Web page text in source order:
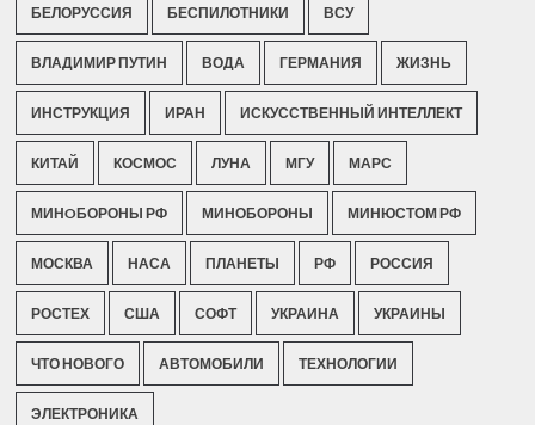
БЕЛОРУССИЯ БЕСПИЛОТНИКИ ВСУ
ВЛАДИМИР ПУТИН ВОДА ГЕРМАНИЯ ЖИЗНЬ
ИНСТРУКЦИЯ ИРАН ИСКУССТВЕННЫЙ ИНТЕЛЛЕКТ
КИТАЙ КОСМОС ЛУНА МГУ МАРС
МИНOБОРОНЫ РФ МИНОБОРОНЫ МИНЮСТОМ РФ
МОСКВА НАСА ПЛАНЕТЫ РФ РОССИЯ
РОСТЕХ США СОФТ УКРАИНА УКРАИНЫ
ЧТО НОВОГО АВТОМОБИЛИ ТЕХНОЛОГИИ
ЭЛЕКТРОНИКА